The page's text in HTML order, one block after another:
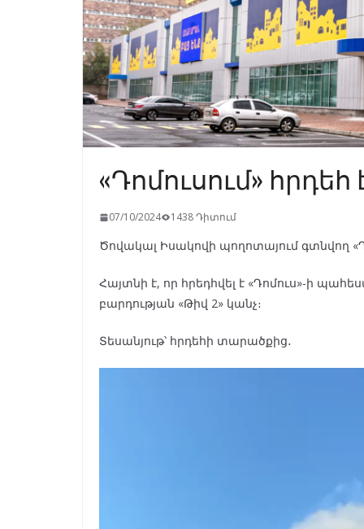
«Դոմուսում» հրդեհ
07/10/2024 1438 Դիտում
Ծովակալ Իսակովի պողոտայում գտնվող
Հայտնի է, որ հրեդհվել է «Դոմուս»-ի
բարդության «Թիվ 2» կանչ։
Տեսանյութ՝ հրդեհի տարածքից․